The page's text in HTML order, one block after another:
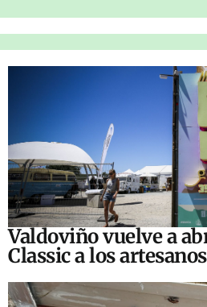
Valdoviño vuelve a
Classic a los